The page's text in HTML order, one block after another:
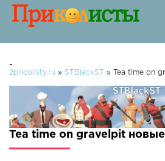
-
2pricolisty.ru » STBlackST » Tea time on
Tea time on gravelpit